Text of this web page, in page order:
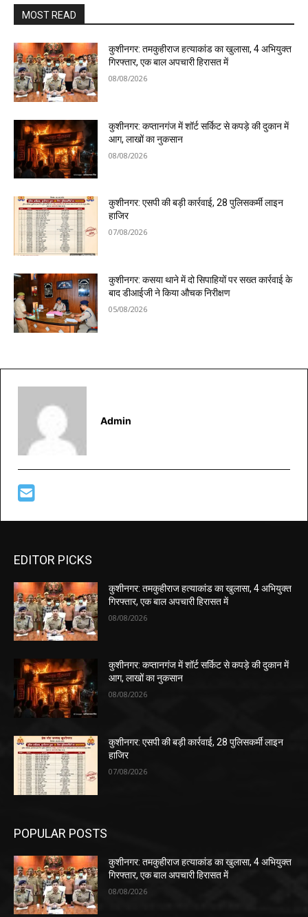
MOST READ
कुशीनगर: तमकुहीराज हत्याकांड का खुलासा, 4 अभियुक्त
गिरफ्तार, एक बाल अपचारी हिरासत में
08/08/2026
कुशीनगर: कप्तानगंज में शॉर्ट सर्किट से कपड़े की दुकान में
आग, लाखों का नुकसान
08/08/2026
कुशीनगर: एसपी की बड़ी कार्रवाई, 28 पुलिसकर्मी लाइन
हाजिर
07/08/2026
कुशीनगर: कसया थाने में दो सिपाहियों पर सख्त कार्रवाई के
बाद डीआईजी ने किया औचक निरीक्षण
05/08/2026
Admin
EDITOR PICKS
कुशीनगर: तमकुहीराज हत्याकांड का खुलासा, 4 अभियुक्त
गिरफ्तार, एक बाल अपचारी हिरासत में
08/08/2026
कुशीनगर: कप्तानगंज में शॉर्ट सर्किट से कपड़े की दुकान में
आग, लाखों का नुकसान
08/08/2026
कुशीनगर: एसपी की बड़ी कार्रवाई, 28 पुलिसकर्मी लाइन
हाजिर
07/08/2026
POPULAR POSTS
कुशीनगर: तमकुहीराज हत्याकांड का खुलासा, 4 अभियुक्त
गिरफ्तार, एक बाल अपचारी हिरासत में
08/08/2026